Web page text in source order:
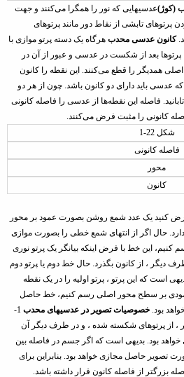
عدسیهایی که نور را همگرا می‌کنند و جهت
پرتوهای تابشی از نقاط دور مانند پرتوهای
.کانون عدسی محدب هرگاه یک دسته پرتو موازی با
پرتوها بعد از شکست در عدسی و عبور از آن در
همدیگر را قطع می‌کنند. این نقطه را کانون
عدسی باید دارای دو کانون باشد. چون از هر دو
فاصله این نقطه‌ها از عدسی را فاصله کانونی
کانونی را مثبت فرض می‌کنند.
شکل 22-1
فاصله کانونی
محور
کانون
کنید یک عدد شمع روشن بصورت عمود بر محور
دارد. حال اگر از انتهای شمع خطی را بصورت موازی
این خط با فرض اینکه بیانگر یک پرتو نوری
دیگر ، از کانون بگذرد. حال خط دوم یا پرتو دوم
است که این پرتو ، پرتو اولیه را در یک نقطه
بر سطح محور اصلی رسم کنیم، خط حاصل
بود خصوصیات تصویر در عدسیهای محدب
1-
، از پرتوهای شکسته شده ، و در طرف دیگر آن
بود. بدیهی است که اگر جسم در فاصله بین
تصویر حاصل مجازی خواهد بود. بنابراین برای
بزرگتر از فاصله کانون قرار داشته باشد